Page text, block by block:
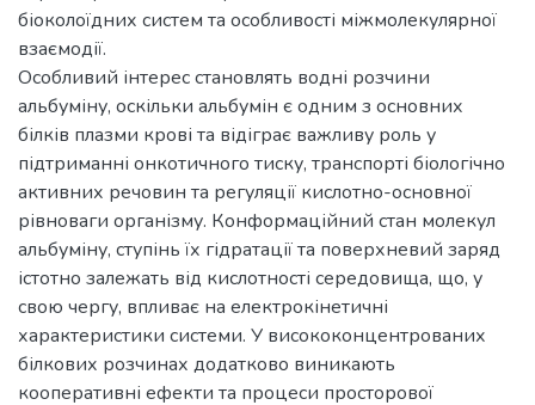
біоколоїдних систем та особливості міжмолекулярної
взаємодії.
Особливий інтерес становлять водні розчини
альбуміну, оскільки альбумін є одним з основних
білків плазми крові та відіграє важливу роль у
підтриманні онкотичного тиску, транспорті біологічно
активних речовин та регуляції кислотно-основної
рівноваги організму. Конформаційний стан молекул
альбуміну, ступінь їх гідратації та поверхневий заряд
істотно залежать від кислотності середовища, що, у
свою чергу, впливає на електрокінетичні
характеристики системи. У висококонцентрованих
білкових розчинах додатково виникають
кооперативні ефекти та процеси просторової